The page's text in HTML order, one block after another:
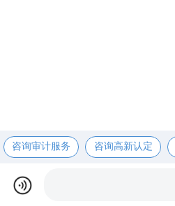
咨询审计服务 咨询高新认定